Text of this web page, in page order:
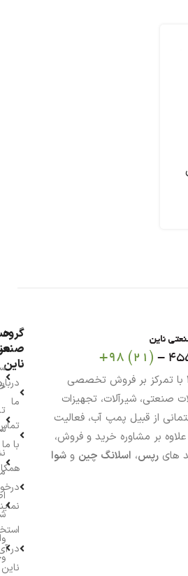
آی ناین از سال ۱۳۹۳ با تمرکز بر فروش تخصصی
صنعتی، شیرآلات، تجهیزات
از قبیل پمپ آب، فعالیت
بر مشاوره خرید و فروش،
های رپس، اسلانگ چین و شوا
گروه
ناین
ما
با ما
در
ناین